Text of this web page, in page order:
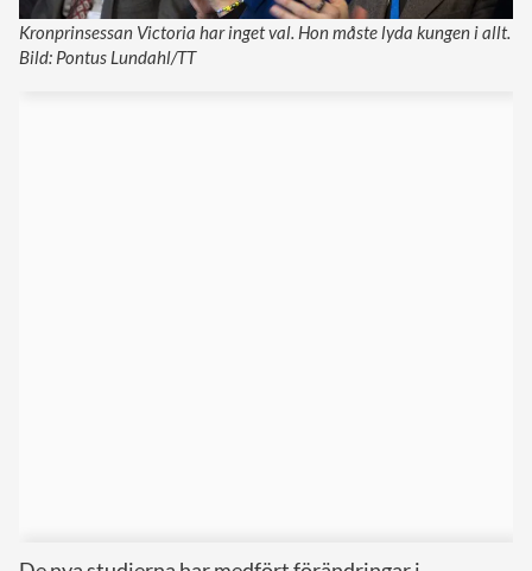
Kronprinsessan Victoria har inget val. Hon måste lyda kungen i allt.
Bild: Pontus Lundahl/TT